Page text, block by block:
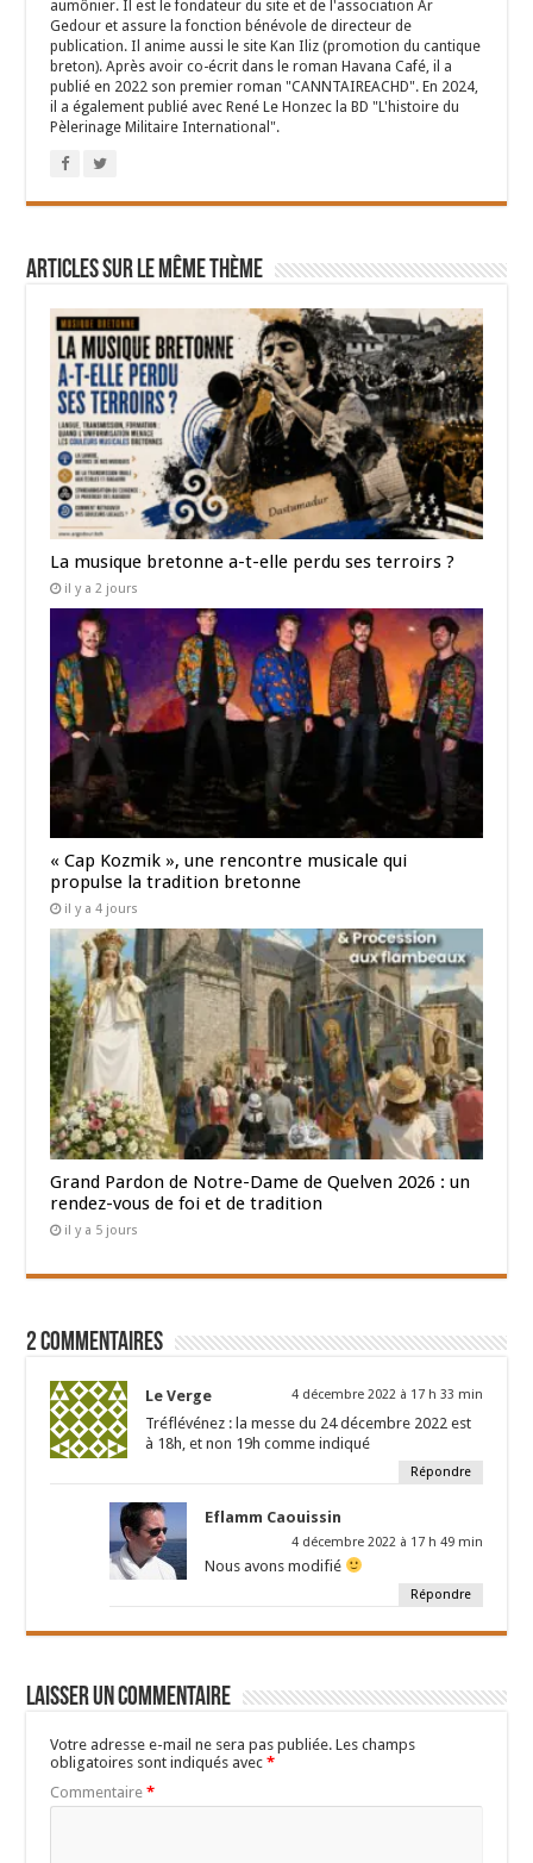
aumônier. Il est le fondateur du site et de l'association Ar
Gedour et assure la fonction bénévole de directeur de
publication. Il anime aussi le site Kan Iliz (promotion du cantique
breton). Après avoir co-écrit dans le roman Havana Café, il a
publié en 2022 son premier roman "CANNTAIREACHD". En 2024,
il a également publié avec René Le Honzec la BD "L'histoire du
Pèlerinage Militaire International".
Articles sur le même thème
La musique bretonne a-t-elle perdu ses terroirs ?
il y a 2 jours
« Cap Kozmik », une rencontre musicale qui
propulse la tradition bretonne
il y a 4 jours
Grand Pardon de Notre-Dame de Quelven 2026 : un
rendez-vous de foi et de tradition
il y a 5 jours
2 Commentaires
Le Verge 4 décembre 2022 à 17 h 33 min
Tréflévénez : la messe du 24 décembre 2022 est
à 18h, et non 19h comme indiqué
Répondre
Eflamm Caouissin
4 décembre 2022 à 17 h 49 min
Nous avons modifié
Répondre
Laisser un commentaire
Votre adresse e-mail ne sera pas publiée. Les champs
obligatoires sont indiqués avec*
Commentaire*